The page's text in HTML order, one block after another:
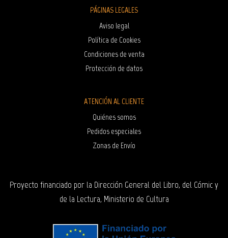
PÁGINAS LEGALES
Aviso legal
Política de Cookies
Condiciones de venta
Protección de datos
ATENCIÓN AL CLIENTE
Quiénes somos
Pedidos especiales
Zonas de Envío
Proyecto financiado por la Dirección General del Libro, del Cómic y
de la Lectura, Ministerio de Cultura